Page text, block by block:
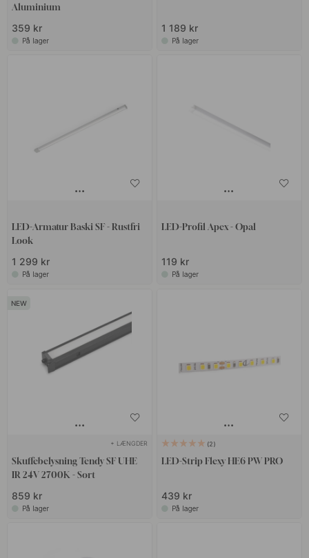
Aluminium
359 kr
På lager
1 189 kr
På lager
LED-Armatur Baski SF - Rustfri
Look
1 299 kr
På lager
LED-Profil Apex - Opal
119 kr
På lager
+ LÆNGDER
Skuffebelysning Tendy SF UHE
IR 24V 2700K - Sort
859 kr
På lager
2
LED-Strip Flexy HE6 PW PRO
439 kr
På lager